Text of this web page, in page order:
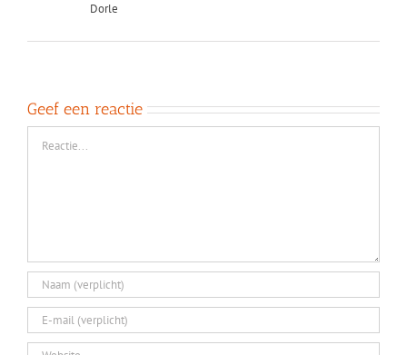
Dorle
Geef een reactie